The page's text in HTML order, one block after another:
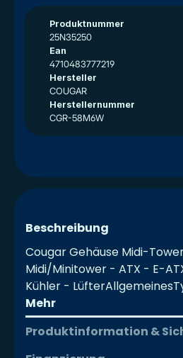
Produktnummer
25N35250
Ean
4710483777219
Hersteller
COUGAR
Herstellernummer
CGR-58M6W
Beschreibung
Cougar Gehäuse Midi-
Midi/Minitower - ATX - E-
Kühler -
Mehr
Produktinformation &